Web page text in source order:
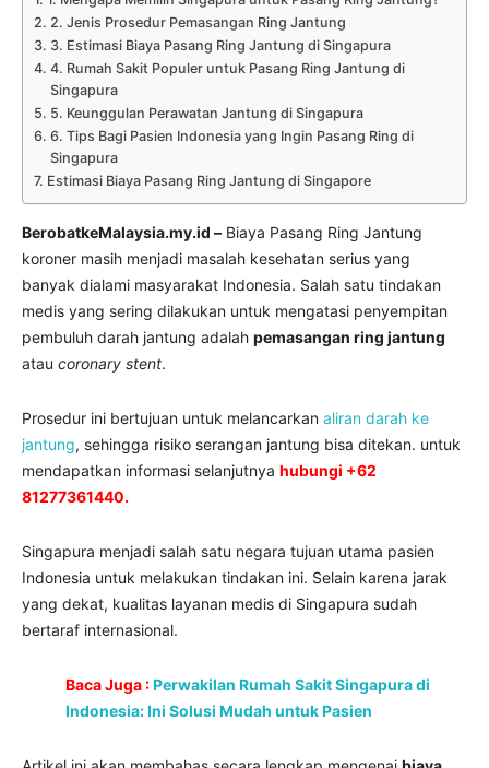
2. Jenis Prosedur Pemasangan Ring Jantung
3. Estimasi Biaya Pasang Ring Jantung di Singapura
4. Rumah Sakit Populer untuk Pasang Ring Jantung di
Singapura
5. Keunggulan Perawatan Jantung di Singapura
6. Tips Bagi Pasien Indonesia yang Ingin Pasang Ring di
Singapura
Estimasi Biaya Pasang Ring Jantung di Singapore
BerobatkeMalaysia.my.id – Biaya Pasang Ring Jantung
koroner masih menjadi masalah kesehatan serius yang
banyak dialami masyarakat Indonesia. Salah satu tindakan
medis yang sering dilakukan untuk mengatasi penyempitan
pembuluh darah jantung adalah pemasangan ring jantung
atau coronary stent.
Prosedur ini bertujuan untuk melancarkan aliran darah ke
jantung, sehingga risiko serangan jantung bisa ditekan. untuk
mendapatkan informasi selanjutnya hubungi +62
81277361440.
Singapura menjadi salah satu negara tujuan utama pasien
Indonesia untuk melakukan tindakan ini. Selain karena jarak
yang dekat, kualitas layanan medis di Singapura sudah
bertaraf internasional.
Baca Juga :Perwakilan Rumah Sakit Singapura di
Indonesia: Ini Solusi Mudah untuk Pasien